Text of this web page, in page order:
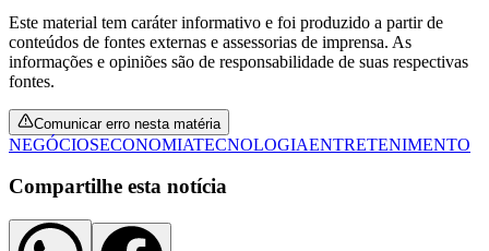
Vasco
Este material tem caráter informativo e foi produzido a partir de
conteúdos de fontes externas e assessorias de imprensa. As
informações e opiniões são de responsabilidade de suas respectivas
fontes.
Comunicar erro nesta matéria
NEGÓCIOSECONOMIATECNOLOGIAENTRETENIMENTO
Compartilhe esta notícia